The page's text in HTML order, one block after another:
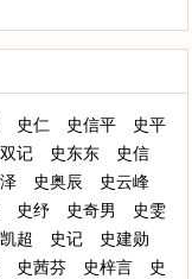
史仁 史信平
史平
记 史东东
史信
史奥辰
史云峰
史纾 史奇男
史雯
超 史记
史建勋
史茜芬 史梓言
史